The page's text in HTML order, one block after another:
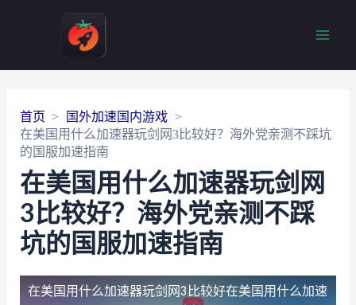
首页
国外加速国内游戏
在美国用什么加速器玩剑网3比较好？海外党亲测不踩坑
的国服加速指南
在美国用什么加速器玩剑网
3比较好？海外党亲测不踩
坑的国服加速指南
在美国用什么加速器玩剑网3比较好在美国用什么加速